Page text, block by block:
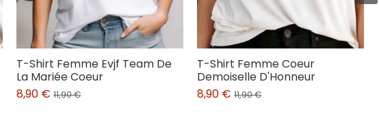
T-Shirt Femme Evjf Team De
La Mariée Coeur
8,90 € 11,90 €
T-Shirt Femme Coeur
Demoiselle D'Honneur
8,90 € 11,90 €